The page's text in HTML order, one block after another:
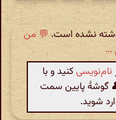
نشده است. 💬 من
...
نام‌نویسیکنید و با
👤 گوشهٔ پایین سمت
شوید.